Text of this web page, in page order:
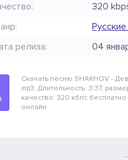
320
релиза:
04
Скачать песню SHAKHOV -
mp3. Длительность: 3:37,
качество: 320 кбпс бесплатно
онлайн
…